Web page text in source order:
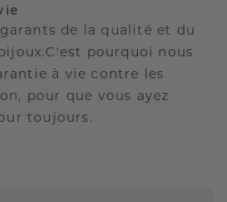
de la qualité et du
pourquoi nous
à vie contre les
pour que vous ayez
toujours.